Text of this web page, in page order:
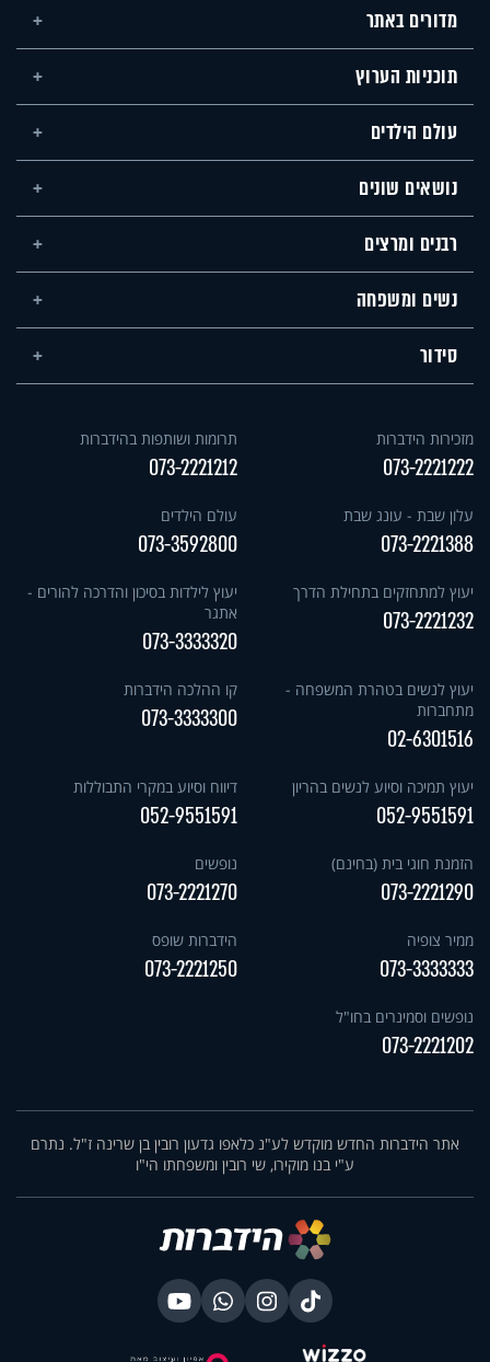
מדורים באתר
תוכניות הערוץ
עולם הילדים
נושאים שונים
רבנים ומרצים
נשים ומשפחה
סידור
מזכירות הידברות
073-2221222
תרומות ושותפות בהידברות
073-2221212
עלון שבת - עונג שבת
073-2221388
עולם הילדים
073-3592800
יעוץ למתחזקים בתחילת הדרך
073-2221232
יעוץ לילדות בסיכון והדרכה להורים -
אתגר
073-3333320
יעוץ לנשים בטהרת המשפחה -
מתחברות
02-6301516
קו ההלכה הידברות
073-3333300
יעוץ תמיכה וסיוע לנשים בהריון
052-9551591
דיווח וסיוע במקרי התבוללות
052-9551591
הזמנת חוגי בית (בחינם)
073-2221290
נופשים
073-2221270
ממיר צופיה
073-3333333
הידברות שופס
073-2221250
נופשים וסמינרים בחו"ל
073-2221202
אתר הידברות החדש מוקדש לע"נ כלאפו גדעון רובין בן שרינה ז"ל. נתרם
ע"י בנו מוקירו, שי רובין ומשפחתו הי"ו